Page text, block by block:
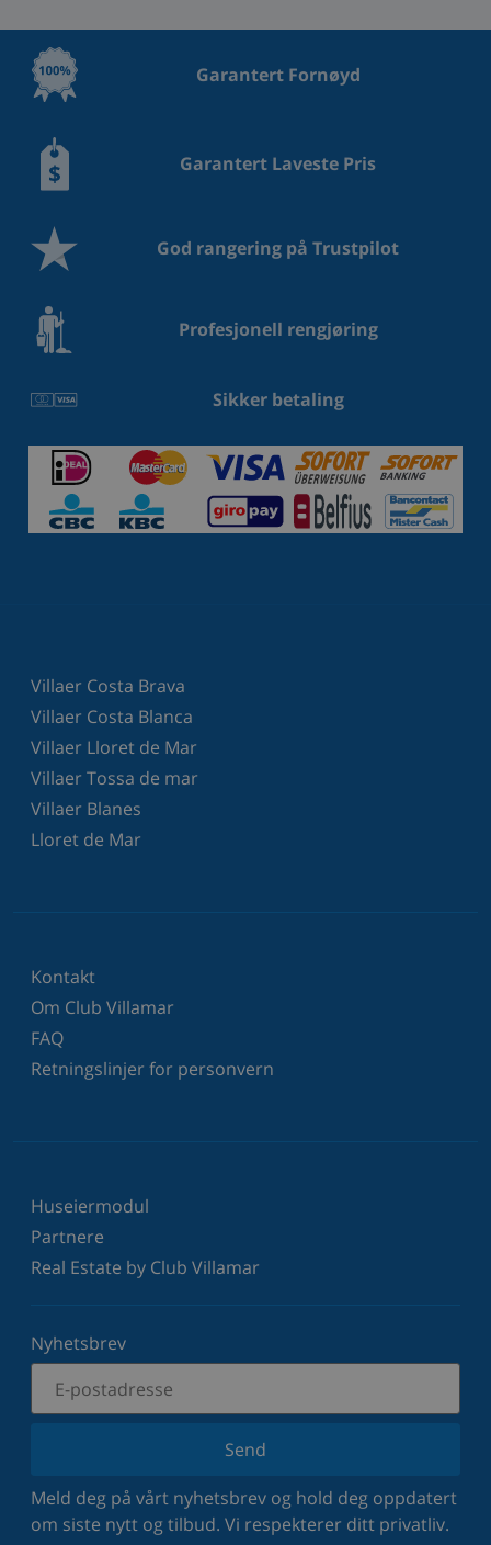
Garantert Fornøyd
Garantert Laveste Pris
God rangering på Trustpilot
Profesjonell rengjøring
Sikker betaling
Villaer Costa Brava
Villaer Costa Blanca
Villaer Lloret de Mar
Villaer Tossa de mar
Villaer Blanes
Lloret de Mar
Kontakt
Om Club Villamar
FAQ
Retningslinjer for personvern
Huseiermodul
Partnere
Real Estate by Club Villamar
Nyhetsbrev
Send
Meld deg på vårt nyhetsbrev og hold deg oppdatert
om siste nytt og tilbud. Vi respekterer ditt privatliv.